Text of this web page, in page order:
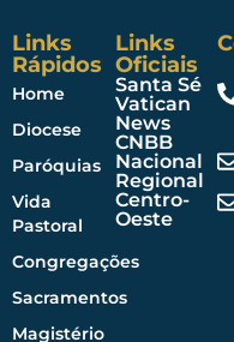
Links
Rápidos
Home
Diocese
Paróquias
Vida
Pastoral
Congregações
Sacramentos
Magistério
Links
Oficiais
Santa Sé
Vatican
News
CNBB
Nacional
Regional
Centro-
Oeste